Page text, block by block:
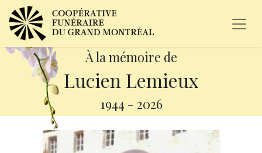
À la mémoire de
Lucien Lemieux
1944 - 2026